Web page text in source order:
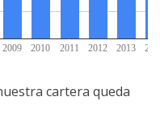
cartera queda